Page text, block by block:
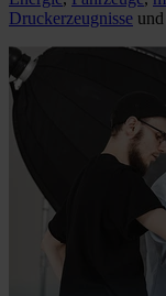
Druckerzeugnisse